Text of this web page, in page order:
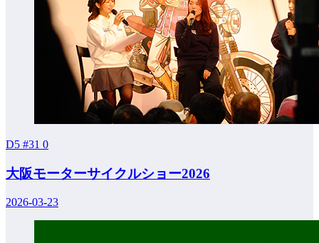
D5 #31 0
大阪モーターサイクルショー2026
2026-03-23